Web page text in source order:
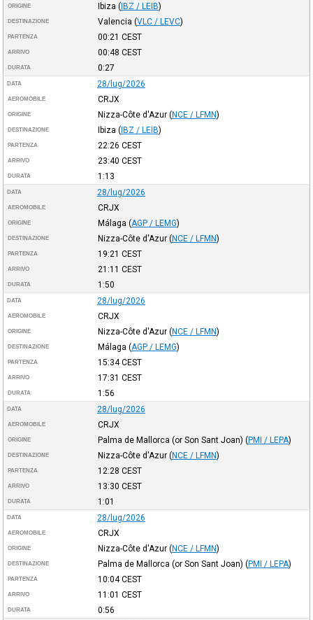
ORIGINE Ibiza (IBZ / LEIB)
DESTINAZIONE Valencia (VLC / LEVC)
PARTENZA 00:21 CEST
ARRIVO 00:48 CEST
DURATA 0:27
DATA 28/lug/2026
AEROMOBILE CRJX
ORIGINE Nizza-Côte d'Azur (NCE / LFMN)
DESTINAZIONE Ibiza (IBZ / LEIB)
PARTENZA 22:26 CEST
ARRIVO 23:40 CEST
DURATA 1:13
DATA 28/lug/2026
AEROMOBILE CRJX
ORIGINE Málaga (AGP / LEMG)
DESTINAZIONE Nizza-Côte d'Azur (NCE / LFMN)
PARTENZA 19:21 CEST
ARRIVO 21:11 CEST
DURATA 1:50
DATA 28/lug/2026
AEROMOBILE CRJX
ORIGINE Nizza-Côte d'Azur (NCE / LFMN)
DESTINAZIONE Málaga (AGP / LEMG)
PARTENZA 15:34CEST
ARRIVO 17:31 CEST
DURATA 1:56
DATA 28/lug/2026
AEROMOBILE CRJX
ORIGINE Palma de Mallorca (or Son Sant Joan) (PMI / LEPA)
DESTINAZIONE Nizza-Côte d'Azur (NCE / LFMN)
PARTENZA 12:28 CEST
ARRIVO 13:30 CEST
DURATA 1:01
DATA 28/lug/2026
AEROMOBILE CRJX
ORIGINE Nizza-Côte d'Azur (NCE / LFMN)
DESTINAZIONE Palma de Mallorca (or Son Sant Joan) (PMI / LEPA)
PARTENZA 10:04CEST
ARRIVO 11:01 CEST
DURATA 0:56